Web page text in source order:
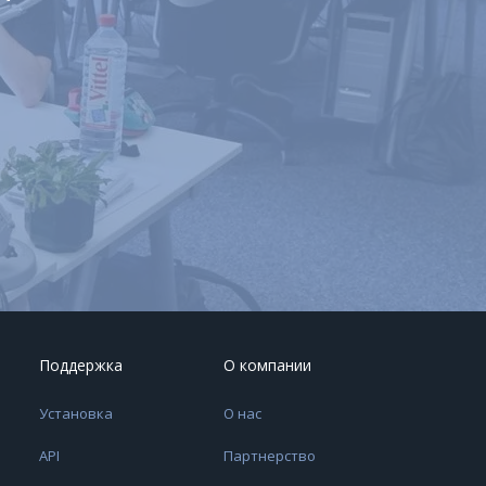
Поддержка
Установка
API
О компании
О нас
Партнерство